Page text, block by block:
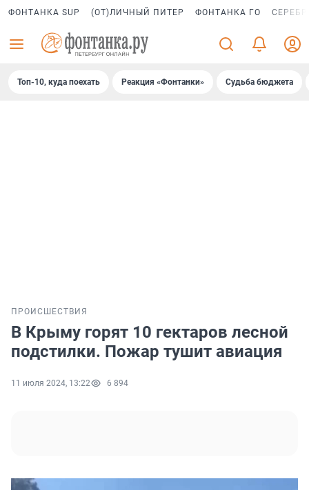
ФОНТАНКА SUP (ОТ)ЛИЧНЫЙ ПИТЕР ФОНТАНКА ГО
Топ-10, куда поехать Реакция «Фонтанки» Судьба бюджета
ПРОИСШЕСТВИЯ
В Крыму горят 10 гектаров лесной
подстилки. Пожар тушит авиация
11 июля 2024, 13:22 6 894